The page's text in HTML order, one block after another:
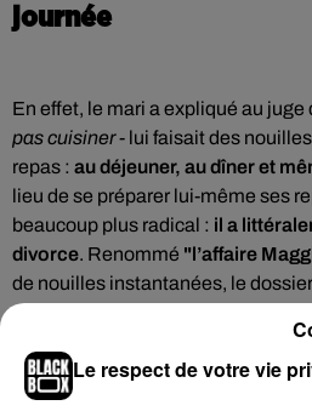
journée
En effet, le mari a expliqué au juge
pas cuisiner - lui faisait des
repas : au déjeuner, au dîner et
lieu de se préparer lui-même ses
beaucoup plus radical : il a
divorce. Renommé "l’affaire
de nouilles instantanées, le
divorce ait été finalement
Le respect de votre vie